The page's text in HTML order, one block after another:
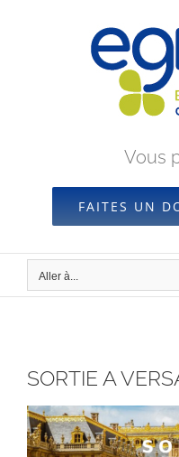
Vous
FAITES UN
Aller à...
SORTIE A